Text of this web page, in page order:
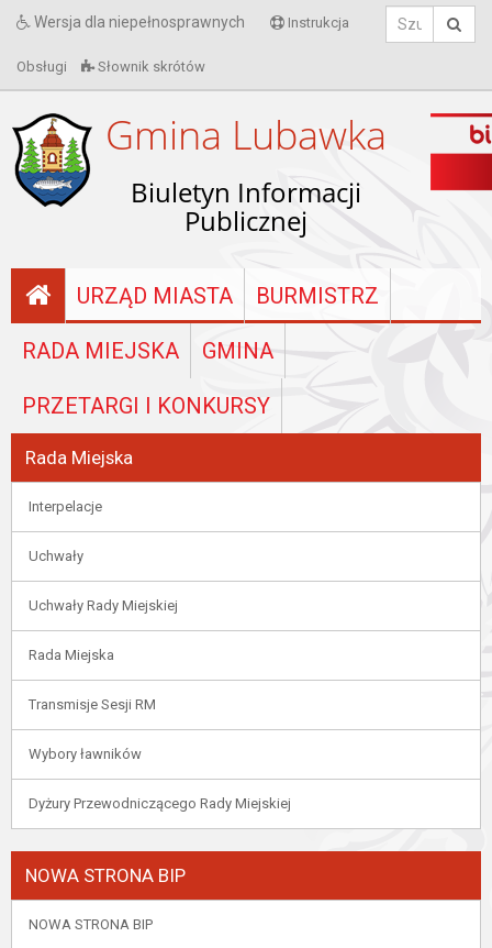
Wersja dla niepełnosprawnych Instrukcja
Obsługi Słownik skrótów
Gmina Lubawka
Biuletyn Informacji
Publicznej
URZĄD MIASTA BURMISTRZ
RADA MIEJSKA GMINA
PRZETARGI I KONKURSY
Rada Miejska
Interpelacje
Uchwały
Uchwały Rady Miejskiej
Rada Miejska
Transmisje Sesji RM
Wybory ławników
Dyżury Przewodniczącego Rady Miejskiej
NOWA STRONA BIP
NOWA STRONA BIP